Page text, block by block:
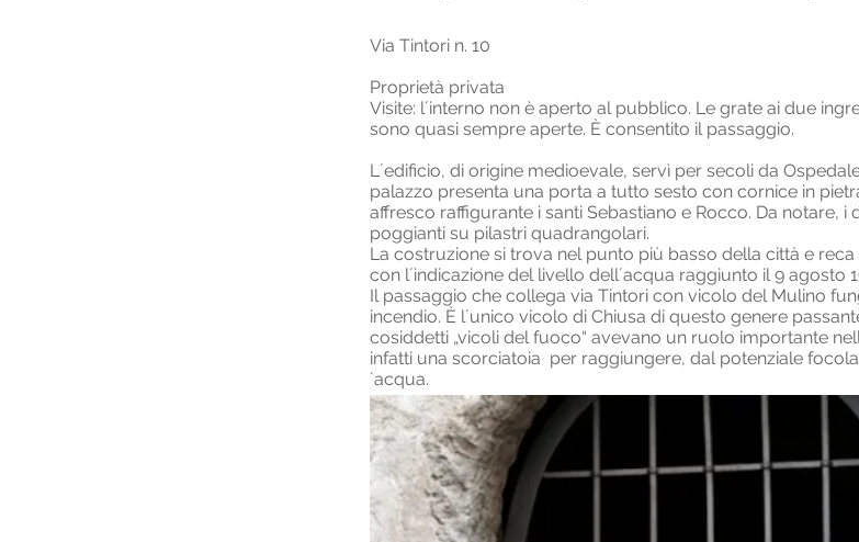
Via Tintori n. 10
Proprietà privata
Visite: l´interno non è aperto al pubblico. Le grate ai due
sono quasi sempre aperte. È consentito il passaggio.
L´edificio, di origine medioevale, servì per secoli da
palazzo presenta una porta a tutto sesto con cornice in
affresco raffigurante i santi Sebastiano e Rocco. Da notare, i
poggianti su pilastri quadrangolari.
La costruzione si trova nel punto più basso della città e reca
con l´indicazione del livello dell´acqua raggiunto il 9 agosto
Il passaggio che collega via Tintori con vicolo del Mulino
incendio. È l´unico vicolo di Chiusa di questo genere
cosiddetti „vicoli del fuoco“ avevano un ruolo importante
infatti una scorciatoia per raggiungere, dal potenziale
´acqua.